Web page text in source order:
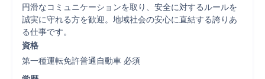
円滑なコミュニケーションを取り、安全に対するルールを
誠実に守れる方を歓迎。地域社会の安心に直結する誇りあ
る仕事です。
資格
第一種運転免許普通自動車 必須